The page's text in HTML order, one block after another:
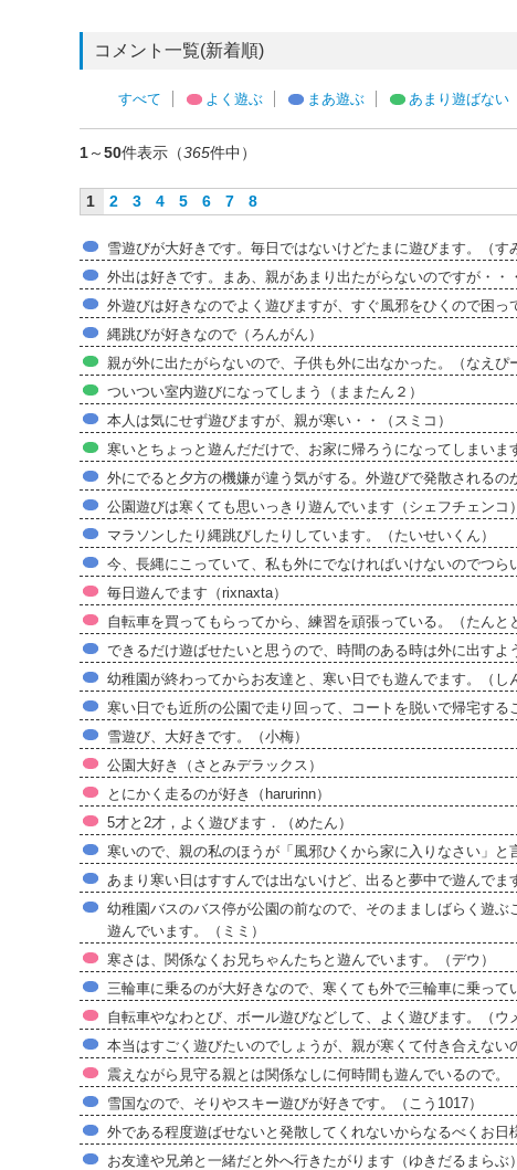
コメント一覧(新着順)
すべて よく遊ぶ まあ遊ぶ あまり遊ばない
1～50件表示（365件中）
1 2 3 4 5 6 7 8
雪遊びが大好きです。毎日ではないけどたまに遊びます。（す
外出は好きです。まあ、親があまり出たがらないのですが・・
外遊びは好きなのでよく遊びますが、すぐ風邪をひくので困っ
縄跳びが好きなので（ろんがん）
親が外に出たがらないので、子供も外に出なかった。（なえぴ
ついつい室内遊びになってしまう（ままたん２）
本人は気にせず遊びますが、親が寒い・・（スミコ）
寒いとちょっと遊んだだけで、お家に帰ろうになってしまいま
外にでると夕方の機嫌が違う気がする。外遊びで発散されるの
公園遊びは寒くても思いっきり遊んでいます（シェフチェンコ）
マラソンしたり縄跳びしたりしています。（たいせいくん）
今、長縄にこっていて、私も外にでなければいけないのでつら
毎日遊んでます（rixnaxta）
自転車を買ってもらってから、練習を頑張っている。（たんと
できるだけ遊ばせたいと思うので、時間のある時は外に出すよ
幼稚園が終わってからお友達と、寒い日でも遊んでます。（し
寒い日でも近所の公園で走り回って、コートを脱いで帰宅す
雪遊び、大好きです。（小梅）
公園大好き（さとみデラックス）
とにかく走るのが好き（harurinn）
5才と2才，よく遊びます．（めたん）
寒いので、親の私のほうが「風邪ひくから家に入りなさい」と
あまり寒い日はすすんでは出ないけど、出ると夢中で遊んでま
幼稚園バスのバス停が公園の前なので、そのまましばらく遊
遊んでいます。（ミミ）
寒さは、関係なくお兄ちゃんたちと遊んでいます。（デウ）
三輪車に乗るのが大好きなので、寒くても外で三輪車に乗って
自転車やなわとび、ボール遊びなどして、よく遊びます。（ウ
本当はすごく遊びたいのでしょうが、親が寒くて付き合えな
震えながら見守る親とは関係なしに何時間も遊んでいるので。
雪国なので、そりやスキー遊びが好きです。（こう1017）
外である程度遊ばせないと発散してくれないからなるべくお日
お友達や兄弟と一緒だと外へ行きたがります（ゆきだるまらぶ）